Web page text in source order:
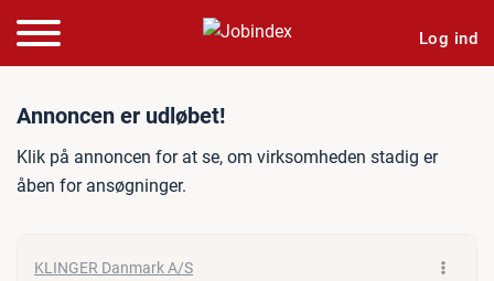
Log ind
Jobannonce: Dygtig
Annoncen er udløbet!
Klik på annoncen for at se, om virksomheden stadig er
åben for ansøgninger.
KLINGER Danmark A/S